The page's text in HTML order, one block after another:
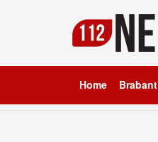
Home Brabant